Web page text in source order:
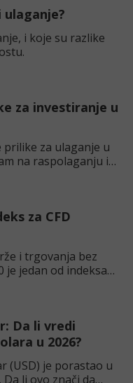
i koje su razlike
za investiranje u
za ulaganje u
na raspolaganju i
za CFD
i trgovanja bez
je jedan od indeksa
Da li vredi
u 2026?
(USD) je porastao u
li ovo znači da